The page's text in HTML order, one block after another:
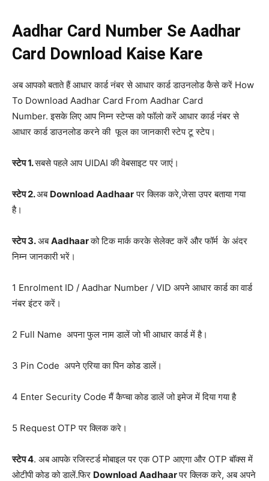
Aadhar Card Number Se Aadhar
Card Download Kaise Kare
अब आपको बताते हैं आधार कार्ड नंबर से आधार कार्ड डाउनलोड कैसे करें How
To Download Aadhar Card From Aadhar Card
Number. इसके लिए आप निम्न स्टेप्स को फॉलो करें आधार कार्ड नंबर से
आधार कार्ड डाउनलोड करने की फूल का जानकारी स्टेप टू स्टेप।
स्टेप 1.सबसे पहले आप UIDAI की वेबसाइट पर जाएं।
स्टेप 2.अब Download Aadhaarपर क्लिक करे,जेसा उपर बताया गया
है।
स्टेप 3.अबAadhaarको टिक मार्क करके सेलेक्ट करें और फॉर्म के अंदर
निम्न जानकारी भरें।
1 Enrolment ID / Aadhar Number / VID अपने आधार कार्ड का वार्ड
नंबर इंटर करें।
2 Full Name अपना फुल नाम डालें जो भी आधार कार्ड में है।
3 Pin Code अपने एरिया का पिन कोड डालें।
4 Enter Security Code मैं कैप्चा कोड डालें जो इमेज में दिया गया है
5 Request OTP पर क्लिक करे।
स्टेप 4. अब आपके रजिस्टर्ड मोबाइल पर एक OTP आएगा और OTP बॉक्स में
ओटीपी कोड को डालें.फिर Download Aadhaarपर क्लिक करे, अब अपने